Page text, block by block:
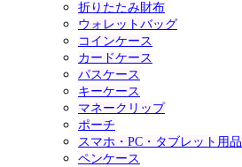
折りたたみ財布
ウォレットバッグ
コインケース
カードケース
パスケース
キーケース
マネークリップ
ポーチ
スマホ・PC・タブレット用品
ペンケース